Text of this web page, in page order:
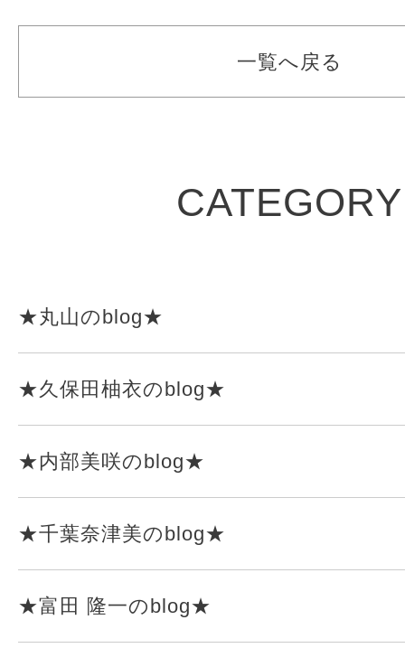
一覧へ戻る
CATEGORY
★丸山のblog★
★久保田柚衣のblog★
★内部美咲のblog★
★千葉奈津美のblog★
★富田 隆一のblog★